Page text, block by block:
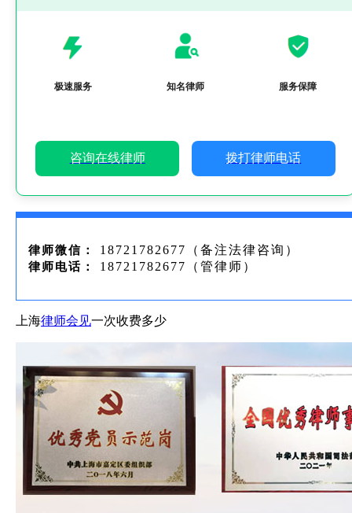
极速服务 知名律师 服务保障
咨询在线律师 拨打律师电话
律师微信： 18721782677（备注法律咨询）
律师电话： 18721782677（管律师）
上海律师会见一次收费多少